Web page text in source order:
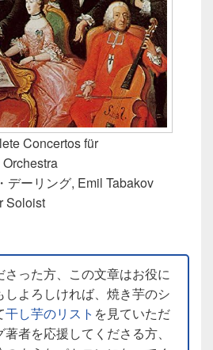
Concertos für
デーリング, Emil Tabakov
Soloist
さった方、この文章はお役に
よろしければ、焼き芋のシ
干し芋のリスト を見ていただ
者を応援してくださる方、